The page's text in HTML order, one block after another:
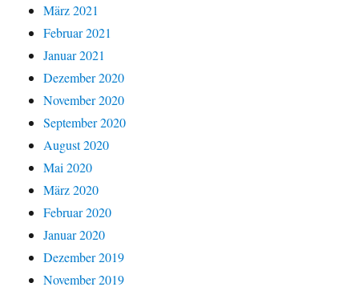
März 2021
Februar 2021
Januar 2021
Dezember 2020
November 2020
September 2020
August 2020
Mai 2020
März 2020
Februar 2020
Januar 2020
Dezember 2019
November 2019